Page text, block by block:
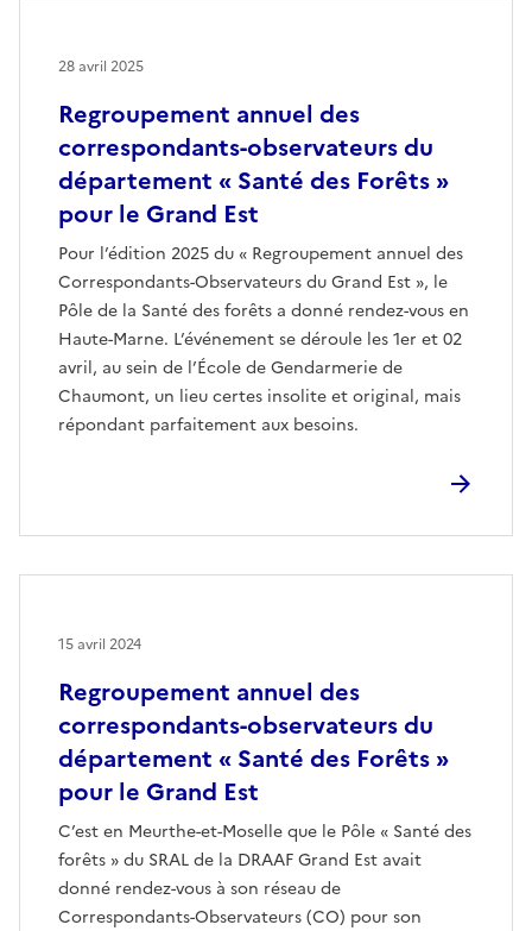
Regroupement annuel des
correspondants-observateurs du
département « Santé des Forêts »
pour le Grand Est
Pour l’édition 2025 du « Regroupement annuel des
Correspondants-Observateurs du Grand Est », le
Pôle de la Santé des forêts a donné rendez-vous en
Haute-Marne. L’événement se déroule les 1er et 02
avril, au sein de l’École de Gendarmerie de
Chaumont, un lieu certes insolite et original, mais
répondant parfaitement aux besoins.
28 avril 2025
Regroupement annuel des
correspondants-observateurs du
département « Santé des Forêts »
pour le Grand Est
C’est en Meurthe-et-Moselle que le Pôle « Santé des
forêts » du SRAL de la DRAAF Grand Est avait
donné rendez-vous à son réseau de
Correspondants-Observateurs (CO) pour son
15 avril 2024